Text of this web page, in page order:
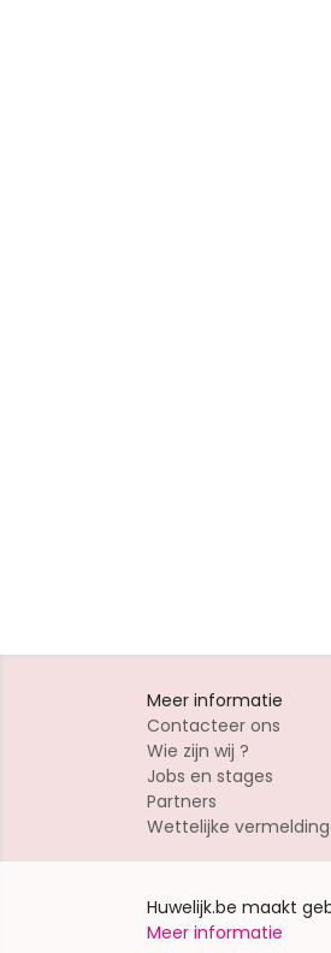
Meer informatie
Contacteer ons
Wie zijn wij ?
Jobs en stages
Partners
Wettelijke
Huwelijk.be maakt
Meer informatie